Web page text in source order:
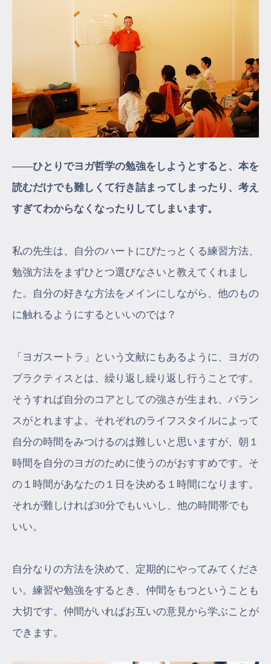
――ひとりでヨガ哲学の勉強をしようとすると、本を
読むだけでも難しくて行き詰まってしまったり、考え
すぎてわからなくなったりしてしまいます。
私の先生は、自分のハートにぴたっとくる練習方法、
勉強方法をまずひとつ選びなさいと教えてくれまし
た。自分の好きな方法をメインにしながら、他のもの
に触れるようにするといいのでは？
「ヨガスートラ」という文献にもあるように、ヨガの
プラクティスとは、繰り返し繰り返し行うことです。
そうすれば自分のコアとしての強さが生まれ、バラン
スがとれますよ。それぞれのライフスタイルによって
自分の時間をみつけるのは難しいと思いますが、朝１
時間を自分のヨガのために使うのがおすすめです。そ
の１時間があなたの１日を決める１時間になります。
それが難しければ30分でもいいし、他の時間帯でも
いい。
自分なりの方法を決めて、定期的にやってみてくださ
い。練習や勉強をするとき、仲間をもつということも
大切です。仲間がいればお互いの意見から学ぶことが
できます。